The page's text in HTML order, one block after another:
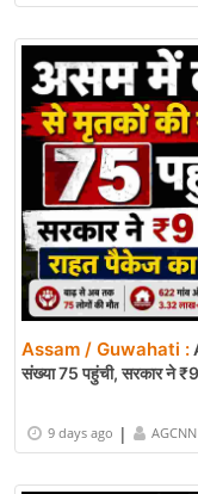
Assam / Guwahati :
संख्या 75 पहुंची, सरकार ने
9 days ago |